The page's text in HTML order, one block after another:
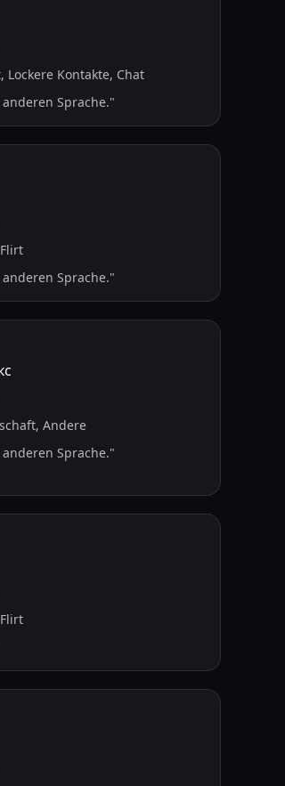
Lockere Kontakte, Chat
Sprache."
Sprache."
Andere
Sprache."